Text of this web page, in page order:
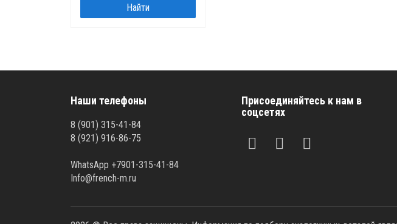
Наши телефоны
8 (901) 315-41-84
8 (921) 916-86-75
WhatsApp +7901-315-41-84
Info@french-m.ru
Присоединяйтесь к нам в
соцсетях